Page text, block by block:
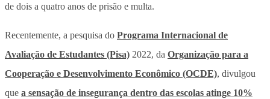
de dois a quatro anos de prisão e multa.
Recentemente, a pesquisa do Programa Internacional de
Avaliação de Estudantes (Pisa) 2022, da Organização para a
Cooperação e Desenvolvimento Econômico (OCDE), divulgou
que a sensação de insegurança dentro das escolas atinge 10%